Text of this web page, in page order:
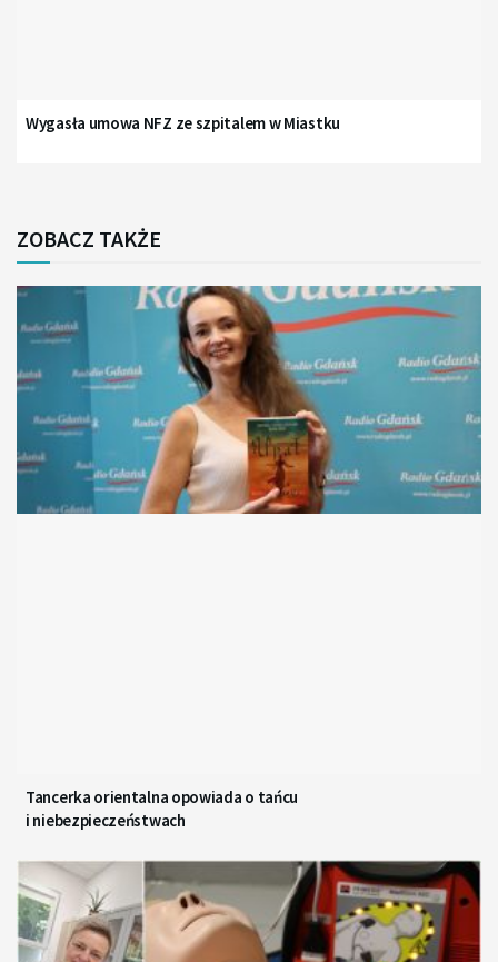
Wygasła umowa NFZ ze szpitalem w Miastku
ZOBACZ TAKŻE
Tancerka orientalna opowiada o tańcu
i niebezpieczeństwach